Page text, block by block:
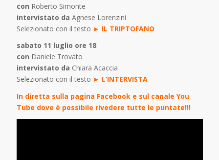
con Roberto Simonte
intervistato da Agnese Lorenzini
Selezionato con il testo ► IL TRIPTOFANO
sabato 11 luglio ore 18
con Daniele Trovato
intervistato da Chiara Acaccia
Selezionato con il testo ► L’INTERVISTA
In diretta sulla pagina Facebooke sul canale You
Tube dove è possibile rivedere tutte le puntate!!!